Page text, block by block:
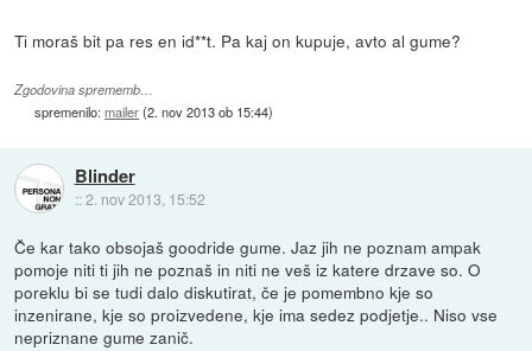
Ti moraš bit pa res en id**t. Pa kaj on kupuje, avto al gume?
Zgodovina sprememb…
spremenilo:mailer(2. nov 2013 ob 15:44)
Blinder
::2. nov 2013, 15:52
Če kar tako obsojaš goodride gume. Jaz jih ne poznam ampak
pomoje niti ti jih ne poznaš in niti ne veš iz katere drzave so. O
poreklu bi se tudi dalo diskutirat, če je pomembno kje so
inzenirane, kje so proizvedene, kje ima sedez podjetje.. Niso vse
nepriznane gume zanič.